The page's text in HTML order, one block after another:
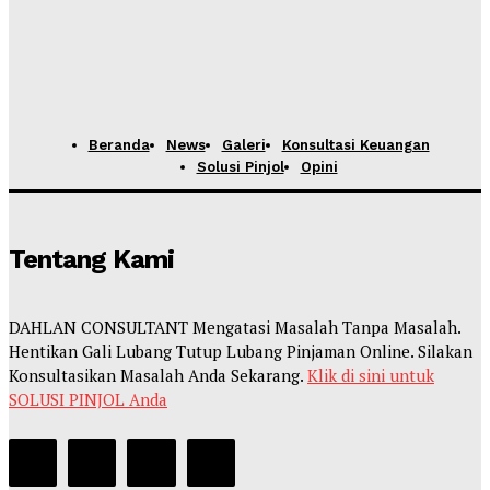
Beranda News Galeri
Konsultasi Keuangan
Solusi Pinjol
Opini
Tentang Kami
DAHLAN CONSULTANT Mengatasi Masalah Tanpa Masalah.
Hentikan Gali Lubang Tutup Lubang Pinjaman Online. Silakan
Konsultasikan Masalah Anda Sekarang. Klik di sini untuk
SOLUSI PINJOL Anda